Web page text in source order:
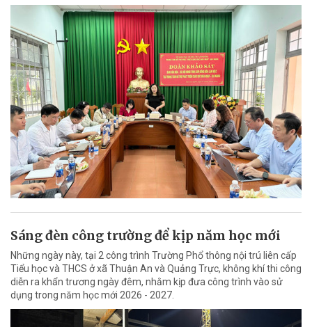
Sáng đèn công trường để kịp năm học mới
Những ngày này, tại 2 công trình Trường Phổ thông nội trú liên cấp
Tiểu học và THCS ở xã Thuận An và Quảng Trực, không khí thi công
diễn ra khẩn trương ngày đêm, nhằm kịp đưa công trình vào sử
dụng trong năm học mới 2026 - 2027.